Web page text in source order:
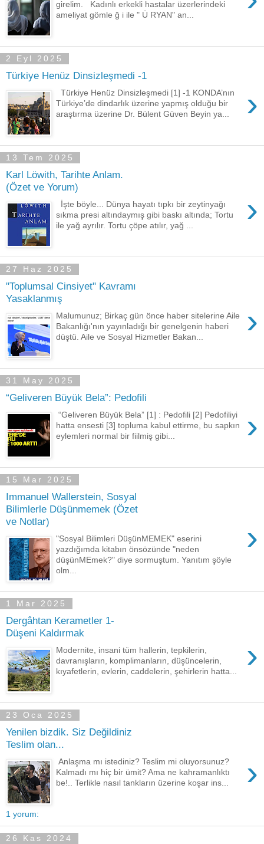
girelim. Kadınlı erkekli hastalar üzerlerindeki
ameliyat gömle ğ i ile " Ü RYAN" an...
2 Eyl 2025
Türkiye Henüz Dinsizleşmedi -1
›
Türkiye Henüz Dinsizleşmedi [1] -1 KONDA’nın
Türkiye’de dindarlık üzerine yapmış olduğu bir
araştırma üzerine Dr. Bülent Güven Beyin ya...
13 Tem 2025
Karl Löwith, Tarihte Anlam.
(Özet ve Yorum)
›
İşte böyle... Dünya hayatı tıpkı bir zeytinyağı
sıkma presi altındaymış gibi baskı altında; Tortu
ile yağ ayrılır. Tortu çöpe atılır, yağ ...
27 Haz 2025
"Toplumsal Cinsiyet" Kavramı
Yasaklanmış
›
Malumunuz; Birkaç gün önce haber sitelerine Aile
Bakanlığı'nın yayınladığı bir genelgenin haberi
düştü. Aile ve Sosyal Hizmetler Bakan...
31 May 2025
“Geliveren Büyük Bela”: Pedofili
›
“Geliveren Büyük Bela” [1] : Pedofili [2] Pedofiliyi
hatta ensesti [3] topluma kabul ettirme, bu sapkın
eylemleri normal bir fiilmiş gibi...
15 Mar 2025
Immanuel Wallerstein, Sosyal
Bilimlerle Düşünmemek (Özet
ve Notlar)
›
"Sosyal Bilimleri DüşünMEMEK" eserini
yazdığımda kitabın önsözünde "neden
düşünMEmek?" diye sormuştum. Yanıtım şöyle
olm...
1 Mar 2025
Dergâhtan Kerametler 1-
Düşeni Kaldırmak
›
Modernite, insani tüm hallerin, tepkilerin,
davranışların, komplimanların, düşüncelerin,
kıyafetlerin, evlerin, caddelerin, şehirlerin hatta...
23 Oca 2025
Yenilen bizdik. Siz Değildiniz
Teslim olan...
›
Anlaşma mı istediniz? Teslim mi oluyorsunuz?
Kalmadı mı hiç bir ümit? Ama ne kahramanlıktı
be!.. Terlikle nasıl tankların üzerine koşar ins...
1 yorum:
26 Kas 2024